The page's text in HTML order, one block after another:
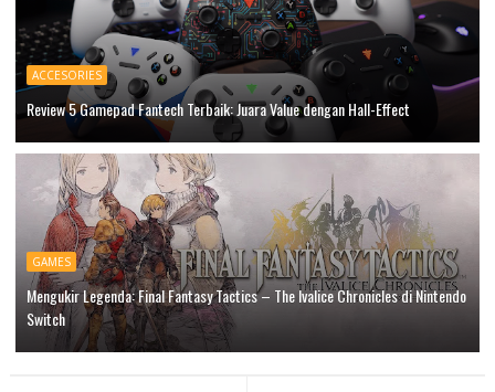
ACCESORIES
Review 5 Gamepad Fantech Terbaik: Juara Value dengan Hall-Effect
GAMES
Mengukir Legenda: Final Fantasy Tactics – The Ivalice Chronicles di Nintendo
Switch